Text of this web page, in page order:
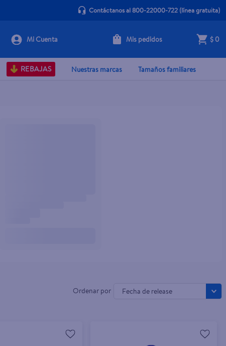
Contáctanos al 800-22000-722(línea gratuita)
Mis pedidos $ 0
REBAJAS Nuestras marcas Tamaños familiares
Fecha de release